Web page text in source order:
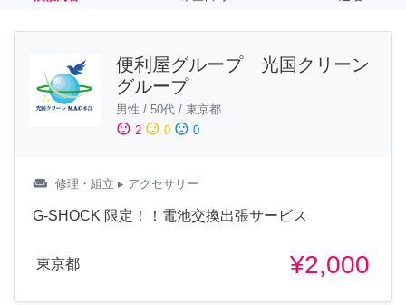
便利屋グループ 光国クリーン
グループ
男性 / 50代 / 東京都
sentiment_satisfied 2 sentiment_neutral 0 sentiment_dissatisfied 0
weekend 修理・組立 ▸ アクセサリー
G-SHOCK 限定！！電池交換出張サービス
東京都 ¥2,000